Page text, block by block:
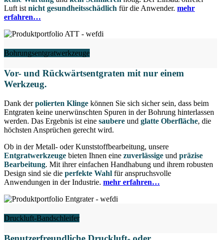
Luft ist nicht gesundheitsschädlich für die Anwender. mehr
erfahren…
Bohrungsentgratwerkzeuge
Vor- und Rückwärtsentgraten mit nur einem
Werkzeug.
Dank derpolierten Klinge können Sie sich sicher sein, dass beim
Entgraten keine unerwünschten Spuren in der Bohrung hinterlassen
werden. Das Ergebnis ist eine saubere und glatte Oberfläche, die
höchsten Ansprüchen gerecht wird.
Ob in der Metall- oder Kunststoffbearbeitung, unsere
Entgratwerkzeuge bieten Ihnen eine zuverlässige und präzise
Bearbeitung. Mit ihrer einfachen Handhabung und ihrem robusten
Design sind sie die perfekte Wahl für anspruchsvolle
Anwendungen in der Industrie. mehr erfahren…
Druckluft-Bandschleifer